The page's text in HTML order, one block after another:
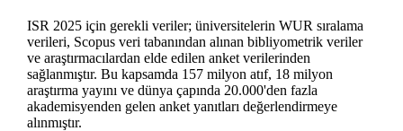
ISR 2025 için gerekli veriler; üniversitelerin WUR sıralama
verileri, Scopus veri tabanından alınan bibliyometrik veriler
ve araştırmacılardan elde edilen anket verilerinden
sağlanmıştır. Bu kapsamda 157 milyon atıf, 18 milyon
araştırma yayını ve dünya çapında 20.000'den fazla
akademisyenden gelen anket yanıtları değerlendirmeye
alınmıştır.